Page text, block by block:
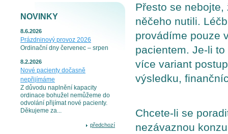
Přesto se
něčeho nutili.
provádíme pouze
pacientem. Je-li
více variant
výsledku,
Chcete-li se
nezávaznou
NOVINKY
8.6.2026
Prázdninový provoz 2026
Ordinační dny červenec – srpen
8.2.2026
Nové pacienty dočasně
nepřijímáme
Z důvodu naplnění kapacity
ordinace bohužel nemůžeme do
odvolání přijímat nové pacienty.
Děkujeme za...
předchozí